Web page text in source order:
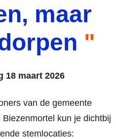
maar
18 maart 2026
van de gemeente
kun je dichtbij
stemlocaties: